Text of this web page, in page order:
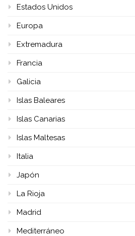
Estados Unidos
Europa
Extremadura
Francia
Galicia
Islas Baleares
Islas Canarias
Islas Maltesas
Italia
Japón
La Rioja
Madrid
Mediterráneo